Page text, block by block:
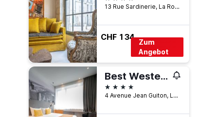
13 Rue Sardinerie, La Rochelle, Charente-Maritime, Frankreich
CHF 134
Zum
Angebot
Best Western Plus Central Park Hotel & Spa
4 Sterne
4 Avenue Jean Guiton, La Rochelle, Charente-Maritime, Frankreich